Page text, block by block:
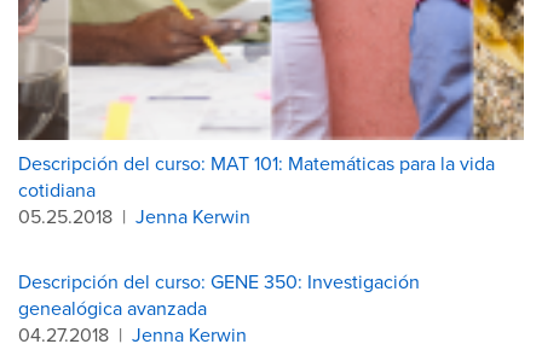
Descripción del curso: MAT 101: Matemáticas para la vida
cotidiana
05.25.2018 | Jenna Kerwin
Descripción del curso: GENE 350: Investigación
genealógica avanzada
04.27.2018 | Jenna Kerwin